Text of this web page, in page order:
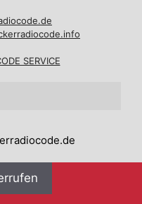
SERVICE